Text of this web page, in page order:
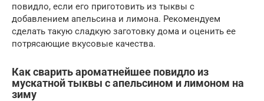
повидло, если его приготовить из тыквы с
добавлением апельсина и лимона. Рекомендуем
сделать такую сладкую заготовку дома и оценить ее
потрясающие вкусовые качества.
Как сварить ароматнейшее повидло из
мускатной тыквы с апельсином и лимоном на
зиму